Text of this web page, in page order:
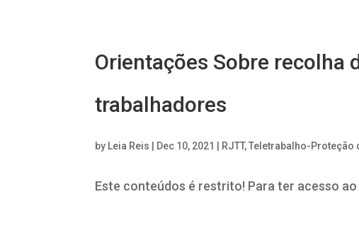
Orientações Sobre recolha
trabalhadores
by Leia Reis Dec 10, 2021 RJTT,Teletrabalho-Proteção
Este conteúdos é restrito! Para ter acesso